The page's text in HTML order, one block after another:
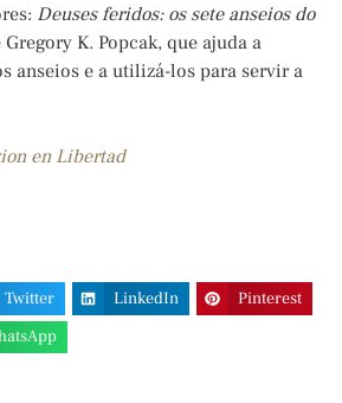
Deuses feridos: os sete anseios do
Gregory K. Popcak, que ajuda a
anseios e a utilizá-los para servir a
en Libertad
Twitter LinkedIn
Pinterest